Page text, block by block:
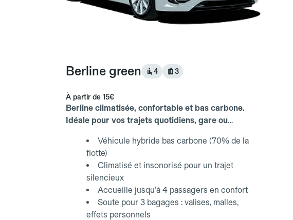
Berline green 4 3
À partir de 15€
Berline climatisée, confortable et bas carbone.
Idéale pour vos trajets quotidiens, gare ou
Véhicule hybride bas carbone (70% de la
flotte)
Climatisé et insonorisé pour un trajet
silencieux
Accueille jusqu'à 4 passagers en confort
Soute pour 3 bagages : valises, malles,
effets personnels